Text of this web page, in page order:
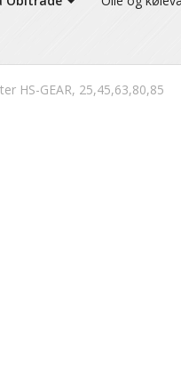
HS-GEAR, 25,45,63,80,85